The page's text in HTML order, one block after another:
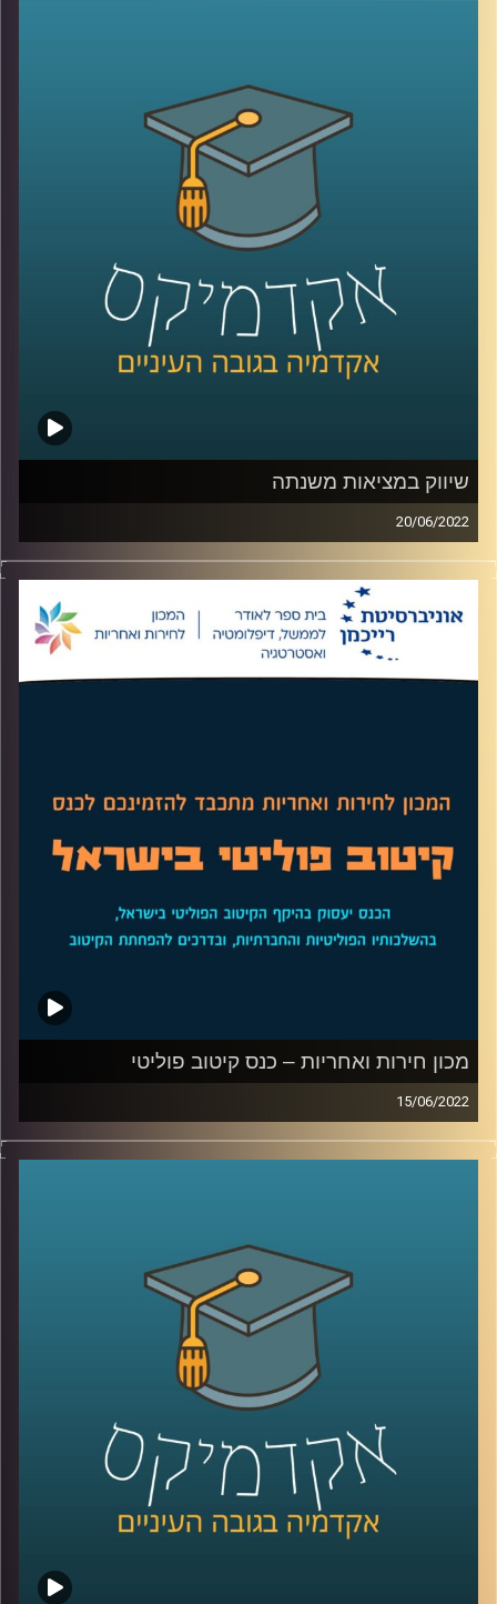
אז איך עושים את זה? האזינו לחלק השני של השיחה.
לשיחה עם אופיר רייכמן על שיווק במציאות משתנה –
לשיחה עם אופיר רייכמן על קמפיינים חברתיים –לחצו כאן
שיווק במציאות משנתה
20/06/2022
בשנים האחרונות הרבה מפעילותינו עברו למרחב הדיגיטלי, וכך
גם בעולם הפרסום והשיווק "שיווק דיגיטלי" הפך לטרנד החם
של התקופה. בפרק הזה התארח אופיר רייכמן מבית הספר
ליזמות, מומחה לאסטרטגיה, תוכן ושיווק ומרצה הקורס שיווק
דיגיטלי להסביר למה אין דבר כזה שיווק דיגטלי, מה השינויים
שעולם השיווק עובר ואיך מתבצע השיווק בעולם החדש.
לשיחה עם אופיר רייכמן על שיווק בתקציב מוגבל –לחצו כאן
לשיחה עם אופיר רייכמן על קמפיינים חברתיים –לחצו כאן
מכון חירות ואחריות – כנס קיטוב פוליטי
15/06/2022
מכון חירות ואחריות באוניברסיטת רייכמן ערך השנה כנס בנושא
הקיטוב הפוליטי במדינת ישראל. הכנס עסק בהיקף הקיטוב
יוסי מצרי היה שם כדי להביא את הקולות של חלק ממשתתפי
המכון לחירות ואחריות